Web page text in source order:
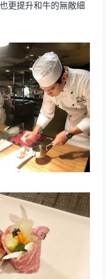
更提升和牛的無敵細